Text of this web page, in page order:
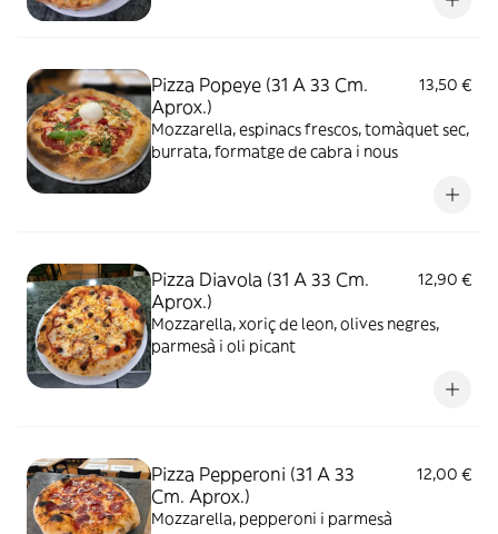
Pizza Popeye (31 A 33 Cm.
Aprox.)
13,50 €
Mozzarella, espinacs frescos, tomàquet sec,
burrata, formatge de cabra i nous
Pizza Diavola (31 A 33 Cm.
Aprox.)
12,90 €
Mozzarella, xoriç de leon, olives negres,
parmesà i oli picant
Pizza Pepperoni (31 A 33
Cm. Aprox.)
12,00 €
Mozzarella, pepperoni i parmesà